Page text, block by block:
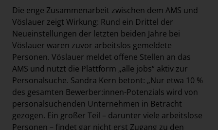
Die enge Zusammenarbeit zwischen dem AMS und
Vöslauer zeigt Wirkung: Rund ein Drittel der
Neueinstellungen der letzten beiden Jahre bei
Vöslauer waren zuvor arbeitslos gemeldete
Personen. Vöslauer meldet offene Stellen an das
AMS und nutzt die Plattform „alle jobs“ aktiv zur
Personalsuche. Sandra Kern betont: „Nur etwa 10 %
des gesamten Bewerber:innen-Potenzials wird von
personalsuchenden Unternehmen in Betracht
gezogen. Ein großer Teil – darunter viele arbeitslose
Personen – findet gar nicht erst Zugang zu den